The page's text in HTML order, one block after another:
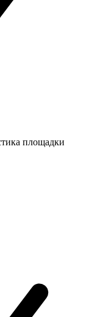
площадки